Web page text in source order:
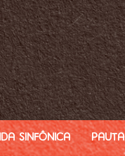
Sinfônica Pauta